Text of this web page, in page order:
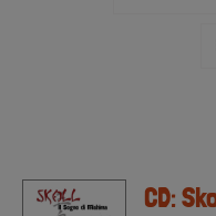
CD: